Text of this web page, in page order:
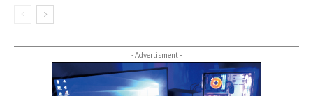
- Advertisment -